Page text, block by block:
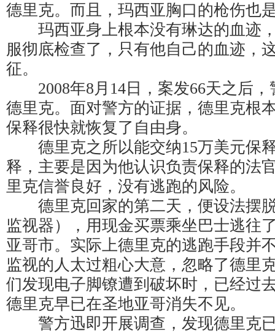
德里克。而且，玛西亚胸口的枪伤也
玛西亚身上根本没有琳达的血迹
服彻底检查了，只有他自己的血迹，
征。
2008年8月14日，案发66天之后，
德里克。面对警方的证据，德里克根
保释很快就恢复了自由身。
德里克之所以能交纳15万美元保
释，主要是因为他认识负责保释的法
里克信誉良好，没有逃跑的风险。
德里克回家的第二天，便设法摆
监视器），用现金买票乘坐巴士逃往
亚哥市。实际上德里克的逃跑手段并
监视的人太过粗心大意，忽略了德里
们发现电子脚镣遭到破坏时，已经过
德里克早已在圣地亚哥消失不见。
警方迅即开展调查，发现德里克已